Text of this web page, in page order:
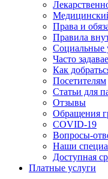
Права и
Правила
Социальные
Часто
Как
Посетителям
Статьи для
Отзывы
Обращения
COVID-19
Вопросы-
Наши
Доступная
Платные услуги